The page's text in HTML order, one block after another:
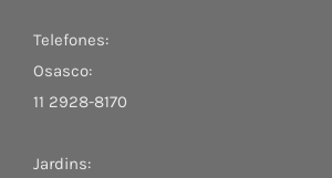
Telefones:
Osasco:
11 2928-8170
Jardins: